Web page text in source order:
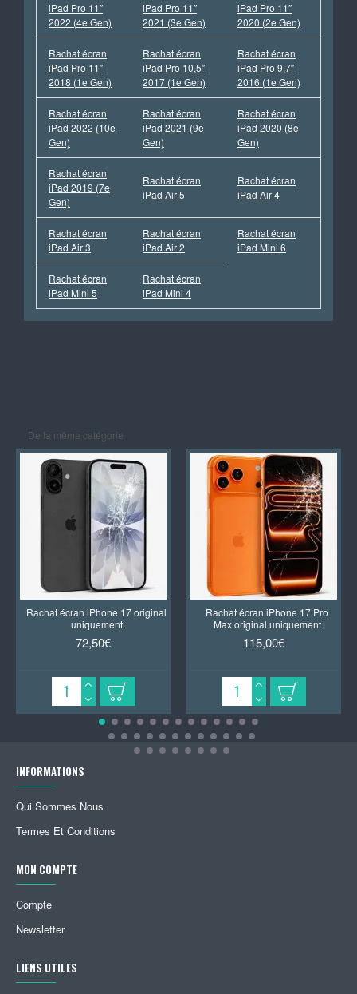
iPad Pro 11″
2022 (4e Gen)
iPad Pro 11″
2021 (3e Gen)
iPad Pro 11″
2020 (2e Gen)
Rachat écran
iPad Pro 11″
2018 (1e Gen)
Rachat écran
iPad Pro 10,5″
2017 (1e Gen)
Rachat écran
iPad Pro 9,7″
2016 (1e Gen)
Rachat écran
iPad 2022 (10e
Gen)
Rachat écran
iPad 2021 (9e
Gen)
Rachat écran
iPad 2020 (8e
Gen)
Rachat écran
iPad 2019 (7e
Gen)
Rachat écran
iPad Air 5
Rachat écran
iPad Air 4
Rachat écran
iPad Air 3
Rachat écran
iPad Air 2
Rachat écran
iPad Mini 6
Rachat écran
iPad Mini 5
Rachat écran
iPad Mini 4
De la même catégorie
Rachat écran iPhone 17 original
uniquement
72,50€
Rachat écran iPhone 17 Pro
Max original uniquement
115,00€
INFORMATIONS
Qui Sommes Nous
Termes Et Conditions
MON COMPTE
Compte
Newsletter
LIENS UTILES